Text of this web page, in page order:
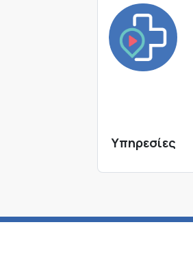
Υπηρεσίες